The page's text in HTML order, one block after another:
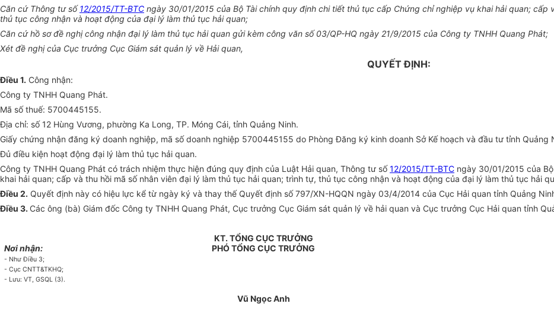
Căn cứ Thông tư số12/2015/TT-BTC ngày 30/01/2015 của Bộ Tài chính quy định chi tiết thủ tục cấp Chứng chỉ nghiệp vụ khai hải quan; cấp
thủ tục công nhận và hoạt động của đại lý làm thủ tục hải quan;
Căn cứ hồ sơ đề nghị công nhận đại lý làm thủ tục hải quan gửi kèm công văn số 03/QP-HQ ngày 21/9/2015 của Công ty TNHH Quang Phát;
Xét đề nghị của Cục trưởng Cục Giám sát quản lý về Hải quan,
QUYẾT ĐỊNH:
Điều 1. Công nhận:
Công ty TNHH Quang Phát.
Mã số thuế: 5700445155.
Địa chỉ: số 12 Hùng Vương, phường Ka Long, TP. Móng Cái, tỉnh Quảng Ninh.
Giấy chứng nhận đăng ký doanh nghiệp, mã số doanh nghiệp 5700445155 do Phòng Đăng ký kinh doanh Sở Kế hoạch và đầu tư tỉnh
Đủ điều kiện hoạt động đại lý làm thủ tục hải quan.
Công ty TNHH Quang Phát có trách nhiệm thực hiện đúng quy định của Luật Hải quan, Thông tư số12/2015/TT-BTC ngày 30/01/2015 của
khai hải quan; cấp và thu hồi mã số nhân viên đại lý làm thủ tục hải quan; trình tự, thủ tục công nhận và hoạt động của đại lý làm thủ tục hải
Điều 2. Quyết định này có hiệu lực kể từ ngày ký và thay thế Quyết định số 797/XN-HQQN ngày 03/4/2014 của Cục Hải quan tỉnh Quảng
Điều 3. Các ông (bà) Giám đốc Công ty TNHH Quang Phát, Cục trưởng Cục Giám sát quản lý về hải quan và Cục trưởng Cục Hải quan tỉnh
Nơi nhận:
- Như Điều 3;
-Cục CNTT&TKHQ;
- Lưu: VT, GSQL (3).
KT. TỔNG CỤC TRƯỞNG
PHÓ TỔNG CỤC TRƯỞNG
Vũ Ngọc Anh